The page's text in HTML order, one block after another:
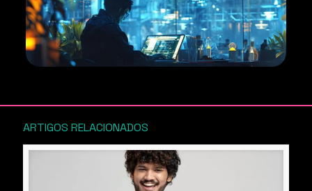
ARTIGOS RELACIONADOS